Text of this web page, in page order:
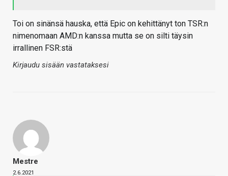
Toi on sinänsä hauska, että Epic on kehittänyt ton TSR:n
nimenomaan AMD:n kanssa mutta se on silti täysin
irrallinen FSR:stä
Kirjaudu sisään vastataksesi
Mestre
2.6.2021